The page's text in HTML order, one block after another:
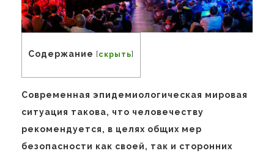
Содержание [скрыть]
Современная эпидемиологическая мировая
ситуация такова, что человечеству
рекомендуется, в целях общих мер
безопасности как своей, так и сторонних